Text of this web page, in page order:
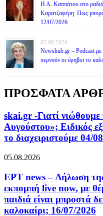
Η Α. Καππάτου στο
Καρατζαφέρη. Πως
12/07/2026
05.08.2026
Newshub.gr – Podcast
περνούν οι έφηβοι το
ΠΡΟΣΦΑΤΑ
skai.gr -Γιατί νιώθουμε
Αυγούστου»; Ειδικός
το διαχειριστούμε 04/
05.08.2026
ΕΡΤ news – Δήλωση
εκπομπή live now, με
παιδιά είναι μπροστά
καλοκαίρι; 16/07/2026